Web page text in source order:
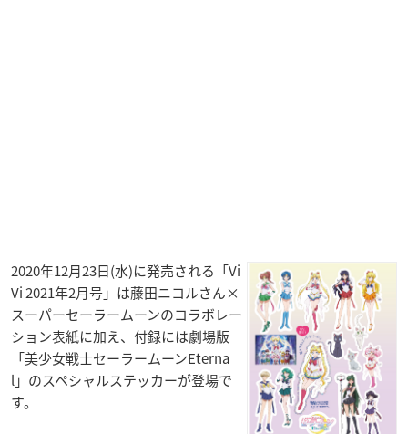
2020年12月23日(水)に発売される「Vi
Vi 2021年2月号」は藤田ニコルさん×
スーパーセーラームーンのコラボレー
ション表紙に加え、付録には劇場版
「美少女戦士セーラームーンEterna
l」のスペシャルステッカーが登場で
す。